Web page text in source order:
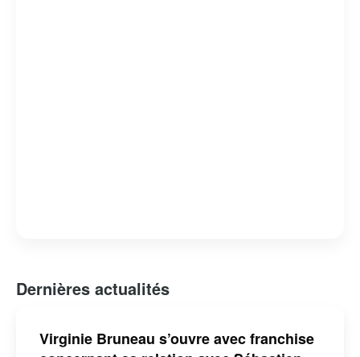
Dernières actualités
Virginie Bruneau s’ouvre avec franchise